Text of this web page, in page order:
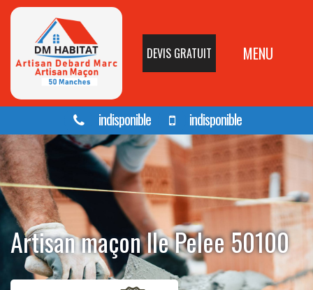
DEVIS GRATUIT MENU
indisponible indisponible
Artisan maçon Ile Pelee 50100